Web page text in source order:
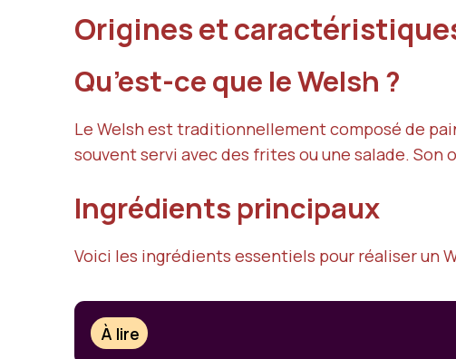
Origines et
Qu’est-ce que le Welsh ?
Le Welsh est traditionnellement composé de
souvent servi avec des frites ou une salade.
Ingrédients principaux
Voici les ingrédients essentiels pour réaliser un
À lire